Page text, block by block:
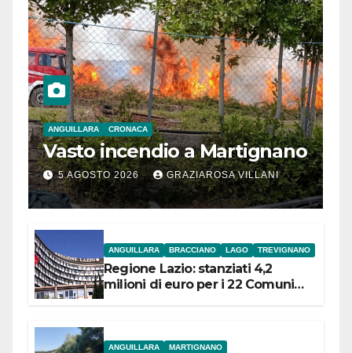
ANGUILLARA CRONACA
Vasto incendio a Martignano
5 AGOSTO 2026 GRAZIAROSA VILLANI
ANGUILLARA BRACCIANO LAGO TREVIGNANO
Regione Lazio: stanziati 4,2
milioni di euro per i 22 Comuni
ANGUILLARA MARTIGNANO